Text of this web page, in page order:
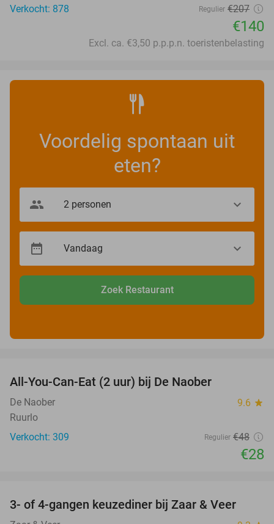
Verkocht: 878 Regulier €207
€140
Excl. ca. €3,50 p.p.p.n. toeristenbelasting
Voordelig spontaan uit
eten?
Zoek Restaurant
All-You-Can-Eat (2 uur) bij De Naober
De Naober 9.6 star
Ruurlo
Verkocht: 309
Regulier €48
€28
3- of 4-gangen keuzediner bij Zaar & Veer